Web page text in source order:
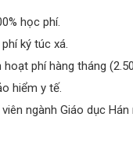
học phí.
ký túc xá.
phí hàng tháng
hiểm y tế.
viên ngành Giáo dục